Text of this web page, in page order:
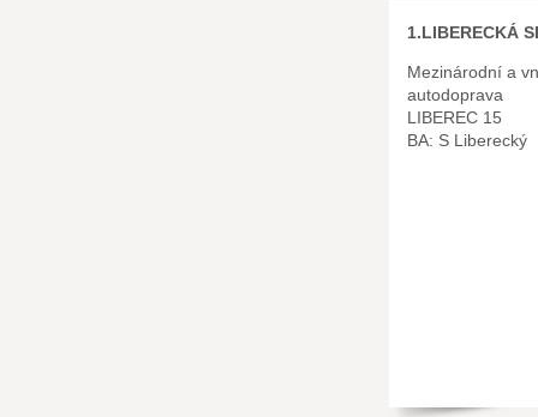
1.LIBERECKÁ
Mezinárodní a
autodoprava
LIBEREC 15
BA: S Liberecký